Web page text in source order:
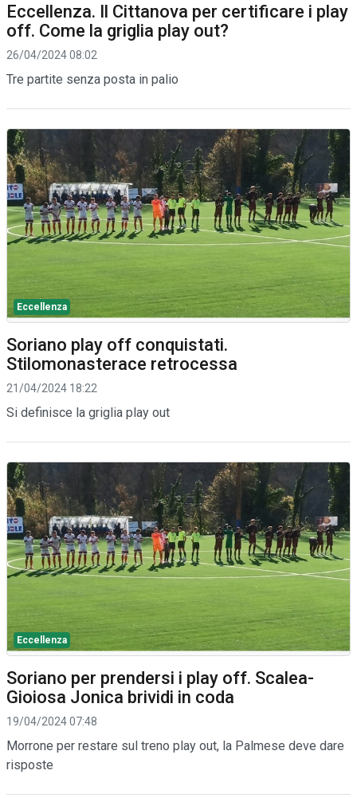
Eccellenza. Il Cittanova per certificare i play
off. Come la griglia play out?
26/04/2024 08:02
Tre partite senza posta in palio
Eccellenza
Soriano play off conquistati.
Stilomonasterace retrocessa
21/04/2024 18:22
Si definisce la griglia play out
Eccellenza
Soriano per prendersi i play off. Scalea-
Gioiosa Jonica brividi in coda
19/04/2024 07:48
Morrone per restare sul treno play out, la Palmese deve dare
risposte